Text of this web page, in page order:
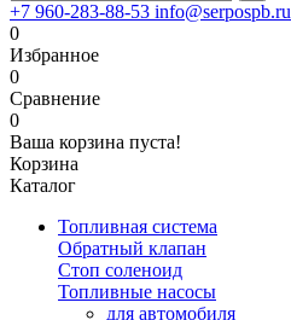
+7 960-283-88-53 info@serpospb.ru
0
Избранное
0
Сравнение
0
Ваша корзина пуста!
Корзина
Каталог
Топливная система
Обратный клапан
Стоп соленоид
Топливные насосы
для автомобиля